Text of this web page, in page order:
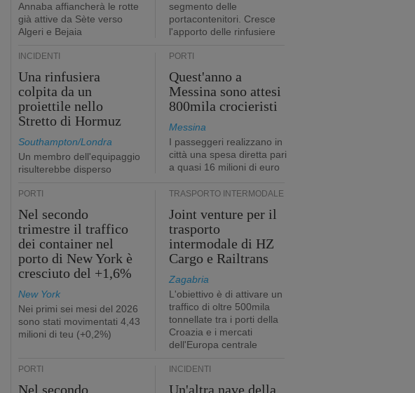
Annaba affiancherà le rotte
già attive da Sète verso
Algeri e Bejaia
segmento delle
portacontenitori. Cresce
l'apporto delle rinfusiere
INCIDENTI
Una rinfusiera
colpita da un
proiettile nello
Stretto di Hormuz
Southampton/Londra
Un membro dell'equipaggio
risulterebbe disperso
PORTI
Quest'anno a
Messina sono attesi
800mila crocieristi
Messina
I passeggeri realizzano in
città una spesa diretta pari
a quasi 16 milioni di euro
PORTI
Nel secondo
trimestre il traffico
dei container nel
porto di New York è
cresciuto del +1,6%
New York
Nei primi sei mesi del 2026
sono stati movimentati 4,43
milioni di teu (+0,2%)
TRASPORTO INTERMODALE
Joint venture per il
trasporto
intermodale di HZ
Cargo e Railtrans
Zagabria
L'obiettivo è di attivare un
traffico di oltre 500mila
tonnellate tra i porti della
Croazia e i mercati
dell'Europa centrale
PORTI
Nel secondo
INCIDENTI
Un'altra nave della